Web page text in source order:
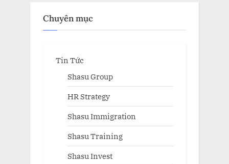
Chuyên mục
Tin Tức
Shasu Group
HR Strategy
Shasu Immigration
Shasu Training
Shasu Invest